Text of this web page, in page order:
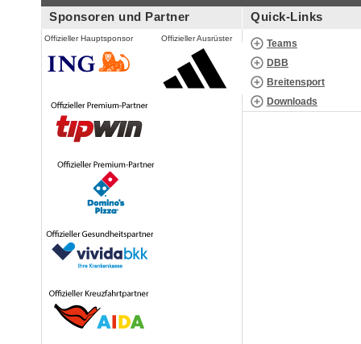
Sponsoren und Partner
Offizieller Hauptsponsor Offizieller Ausrüster
Quick-Links
Teams
DBB
Breitensport
Downloads